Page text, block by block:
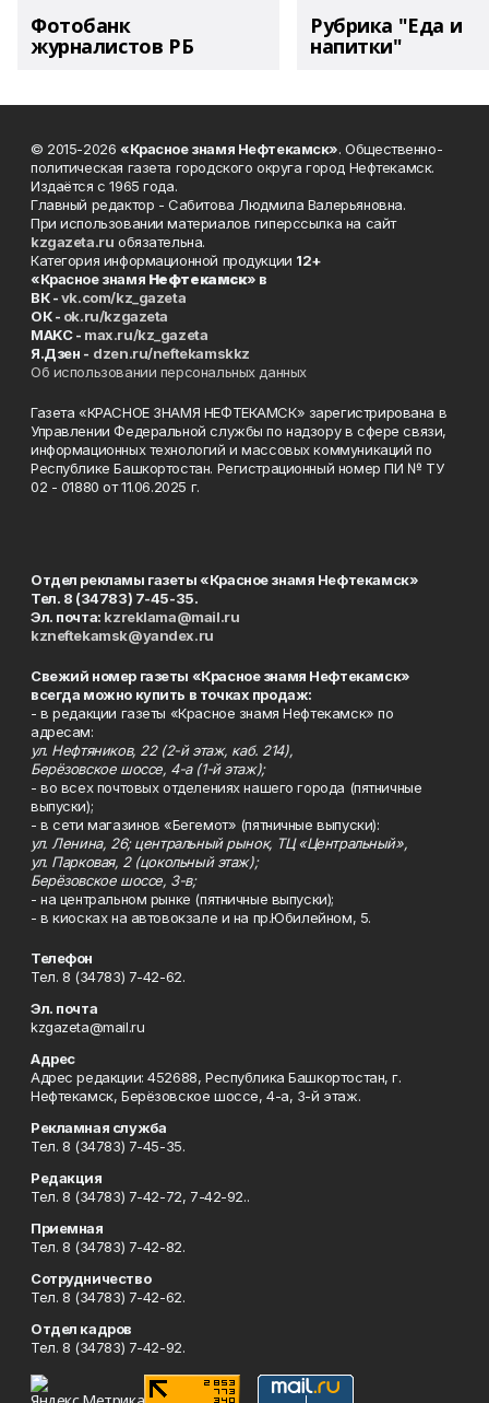
Фотобанк
журналистов РБ
Рубрика "Еда и
напитки"
© 2015-2026 «Красное знамя Нефтекамск». Общественно-
политическая газета городского округа город Нефтекамск.
Издаётся с 1965 года.
Главный редактор - Сабитова Людмила Валерьяновна.
При использовании материалов гиперссылка на сайт
kzgazeta.ru обязательна.
Категория информационной продукции 12+
«Красное знамя Нефтекамск» в
ВК -vk.com/kz_gazeta
ОК - ok.ru/kzgazeta
MAKC - max.ru/kz_gazeta
Я.Дзен - dzen.ru/neftekamskkz
Об использовании персональных данных
Газета «КРАСНОЕ ЗНАМЯ НЕФТЕКАМСК» зарегистрирована в
Управлении Федеральной службы по надзору в сфере связи,
информационных технологий и массовых коммуникаций по
Республике Башкортостан. Регистрационный номер ПИ № ТУ
02 - 01880 от 11.06.2025 г.
Отдел рекламы газеты «Красное знамя Нефтекамск»
Тел. 8 (34783) 7-45-35.
Эл. почта: kzreklama@mail.ru
kzneftekamsk@yandex.ru
Свежий номер газеты «Красное знамя Нефтекамск»
всегда можно купить в точках продаж:
- в редакции газеты «Красное знамя Нефтекамск» по
адресам:
ул. Нефтяников, 22 (2-й этаж, каб. 214),
Берёзовское шоссе, 4-а (1-й этаж);
- во всех почтовых отделениях нашего города (пятничные
выпуски);
- в сети магазинов «Бегемот» (пятничные выпуски):
ул. Ленина, 26; центральный рынок, ТЦ «Центральный»,
ул. Парковая, 2 (цокольный этаж);
Берёзовское шоссе, 3-в;
- на центральном рынке (пятничные выпуски);
- в киосках на автовокзале и на пр.Юбилейном, 5.
Телефон
Тел. 8 (34783) 7-42-62.
Эл. почта
kzgazeta@mail.ru
Адрес
Адрес редакции: 452688, Республика Башкортостан, г.
Нефтекамск, Берёзовское шоссе, 4-а, 3-й этаж.
Рекламная служба
Тел. 8 (34783) 7-45-35.
Редакция
Тел. 8 (34783) 7-42-72, 7-42-92..
Приемная
Тел. 8 (34783) 7-42-82.
Сотрудничество
Тел. 8 (34783) 7-42-62.
Отдел кадров
Тел. 8 (34783) 7-42-92.